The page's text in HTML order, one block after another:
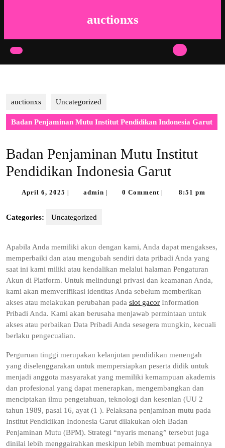
auctionxs
Open
auctionxs Uncategorized
Badan Penjaminan Mutu Institut Pendidikan Indonesia Garut
Badan Penjaminan Mutu Institut
Pendidikan Indonesia Garut
April 6, 2025 April
admin admin0 Comment 8:51 pm
Categories: Uncategorized
Apabila Anda memiliki akun dengan kami, Anda dapat mengakses,
memperbaiki dan atau mengubah sendiri data pribadi Anda yang
saat ini kami miliki atau kendalikan melalui halaman Pengaturan
Akun di Platform. Untuk melindungi privasi dan keamanan Anda,
kami akan memverifikasi identitas Anda sebelum memberikan
akses atau melakukan perubahan pada slot gacor Information
Pribadi Anda. Kami akan berusaha menjawab permintaan untuk
akses atau perbaikan Data Pribadi Anda sesegera mungkin, kecuali
berlaku pengecualian.
Perguruan tinggi merupakan kelanjutan pendidikan menengah
yang diselenggarakan untuk mempersiapkan peserta didik untuk
menjadi anggota masyarakat yang memiliki kemampuan akademis
dan profesional yang dapat menerapkan, mengembangkan dan
menciptakan ilmu pengetahuan, teknologi dan kesenian (UU 2
tahun 1989, pasal 16, ayat (1 ). Pelaksana penjaminan mutu pada
Institut Pendidikan Indonesia Garut dilakukan oleh Badan
Penjaminan Mutu (BPM). Strategi “nyaris menang” tersebut juga
dinilai lebih menggairahkan meskipun lebih membuat pemainnya